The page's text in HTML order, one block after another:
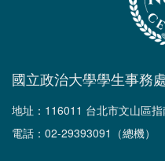
國立政治大學學生事務
地址：116011 台北市文山區
電話：02-29393091（總機）